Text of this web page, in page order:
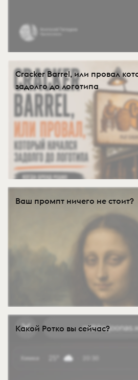
Cracker Barrel, или провал
задолго до логотипа
Ваш промпт ничего не стоит?
Какой Ротко вы сейчас?